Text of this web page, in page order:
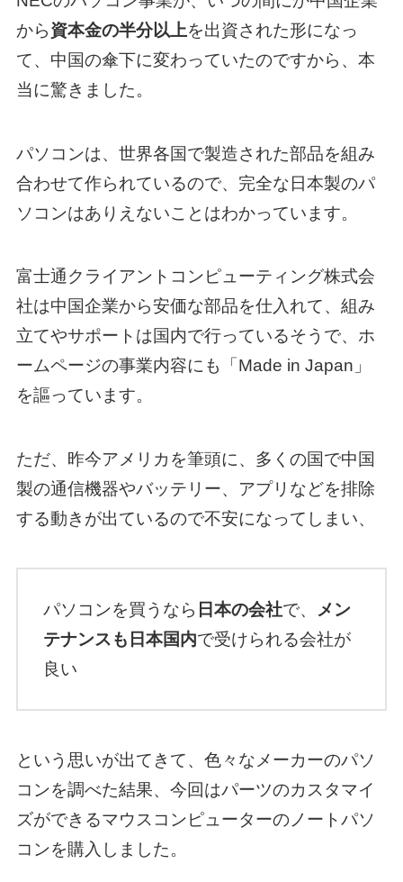
から資本金の半分以上を出資された形になっ
て、中国の傘下に変わっていたのですから、本
当に驚きました。
パソコンは、世界各国で製造された部品を組み
合わせて作られているので、完全な日本製のパ
ソコンはありえないことはわかっています。
富士通クライアントコンピューティング株式会
社は中国企業から安価な部品を仕入れて、組み
立てやサポートは国内で行っているそうで、ホ
ームページの事業内容にも「Made in Japan」
を謳っています。
ただ、昨今アメリカを筆頭に、多くの国で中国
製の通信機器やバッテリー、アプリなどを排除
する動きが出ているので不安になってしまい、
パソコンを買うなら 日本の会社で、
メン
テナンスも日本国内で受けられる会社が
良い
という思いが出てきて、色々なメーカーのパソ
コンを調べた結果、今回はパーツのカスタマイ
ズができるマウスコンピューターのノートパソ
コンを購入しました。